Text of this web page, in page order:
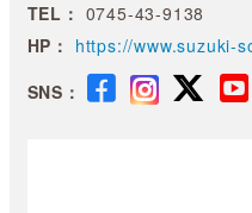
TEL： 0745-43-9138
HP： https://www.suzuki-
SNS：